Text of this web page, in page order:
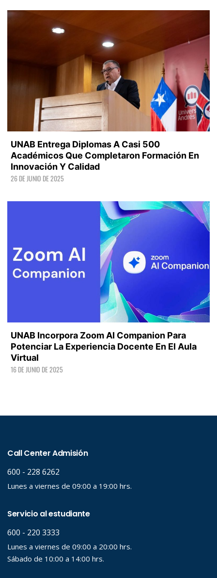
UNAB Entrega Diplomas A Casi 500
Académicos Que Completaron Formación En
Innovación Y Calidad
26 DE JUNIO DE 2025
UNAB Incorpora Zoom AI Companion Para
Potenciar La Experiencia Docente En El Aula
Virtual
16 DE JUNIO DE 2025